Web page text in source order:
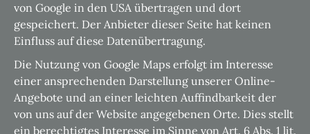
von Google in den USA übertragen und dort
gespeichert. Der Anbieter dieser Seite hat keinen
Einfluss auf diese Datenübertragung.
Die Nutzung von Google Maps erfolgt im Interesse
einer ansprechenden Darstellung unserer Online-
Angebote und an einer leichten Auffindbarkeit der
von uns auf der Website angegebenen Orte. Dies stellt
ein berechtigtes Interesse im Sinne von Art. 6 Abs. 1 lit.